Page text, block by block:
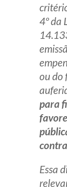
4º da
ou do
para
Essa